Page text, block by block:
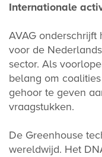
Internationale
AVAG
voor de
sector. Als
belang om
gehoor te geven
vraagstukken.
De Greenhouse
wereldwijd. Het